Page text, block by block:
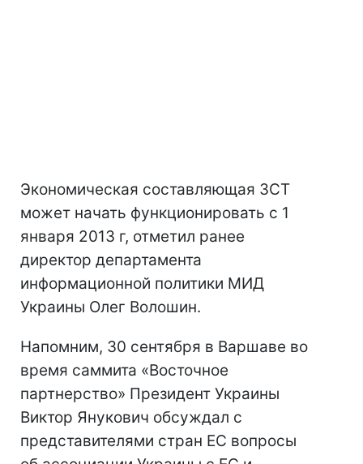
Экономическая составляющая ЗСТ
может начать функционировать с 1
января 2013 г, отметил ранее
директор департамента
информационной политики МИД
Украины Олег Волошин.
Напомним, 30 сентября в Варшаве во
время саммита «Восточное
партнерство» Президент Украины
Виктор Янукович обсуждал с
представителями стран ЕС вопросы